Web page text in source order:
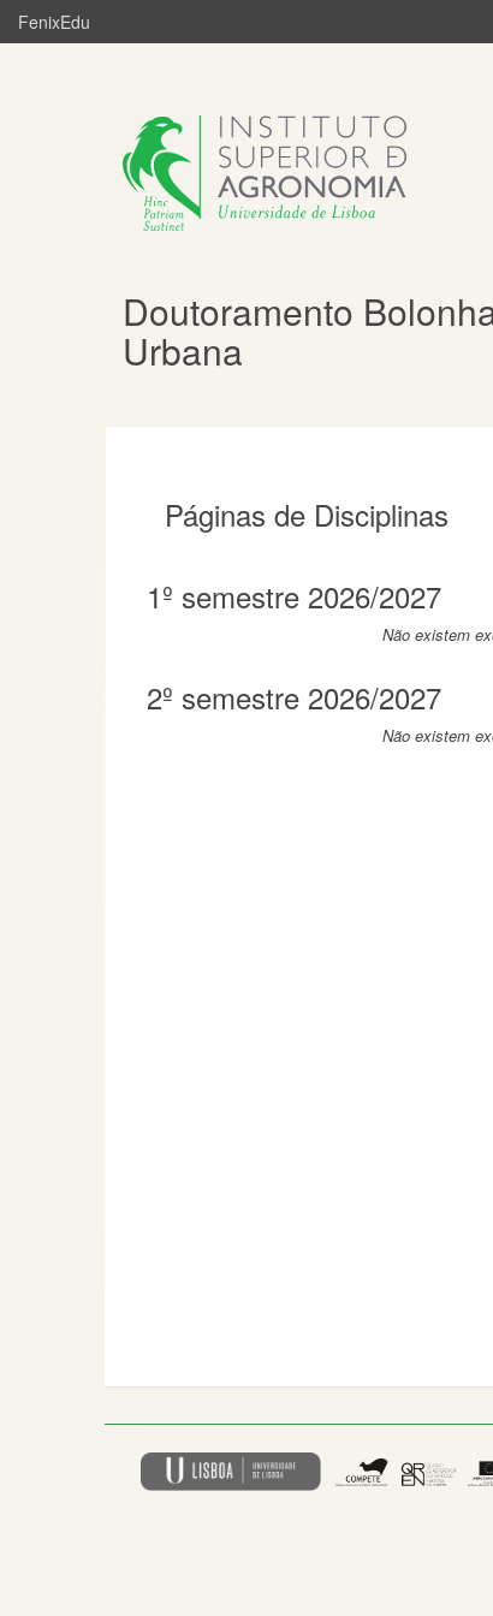
FenixEdu
Doutoramento
Urbana
Páginas de Disciplinas
1º semestre 2026/2027
Não existem
2º semestre 2026/2027
Não existem